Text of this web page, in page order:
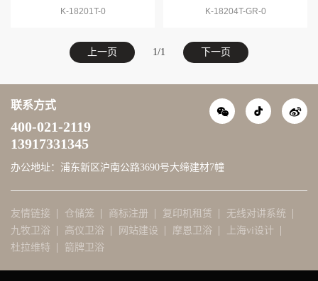
K-18201T-0 K-18204T-GR-0
上一页 1/1 下一页
联系方式
400-021-2119
13917331345
办公地址：浦东新区沪南公路3690号大缔建材7幢
友情链接 仓储笼 商标注册 复印机租赁
无线对讲系统
九牧卫浴
高仪卫浴 网站建设 摩恩卫浴
上海vi设计
杜拉维特
箭牌卫浴